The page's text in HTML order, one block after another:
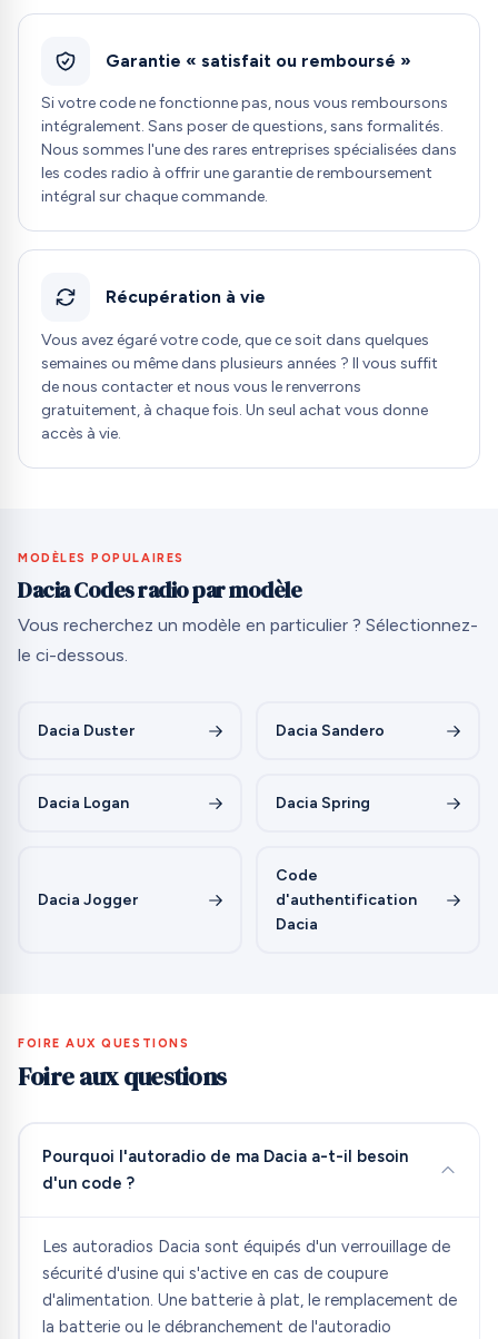
Garantie « satisfait ou remboursé »
Si votre code ne fonctionne pas, nous vous remboursons
intégralement. Sans poser de questions, sans formalités.
Nous sommes l'une des rares entreprises spécialisées dans
les codes radio à offrir une garantie de remboursement
intégral sur chaque commande.
Récupération à vie
Vous avez égaré votre code, que ce soit dans quelques
semaines ou même dans plusieurs années ? Il vous suffit
de nous contacter et nous vous le renverrons
gratuitement, à chaque fois. Un seul achat vous donne
accès à vie.
MODÈLES POPULAIRES
Dacia Codes radio par modèle
Vous recherchez un modèle en particulier ? Sélectionnez-
le ci-dessous.
Dacia Duster Dacia Sandero
Dacia Logan Dacia Spring
Dacia Jogger
Code
d'authentification
Dacia
FOIRE AUX QUESTIONS
Foire aux questions
Pourquoi l'autoradio de ma Dacia a-t-il besoin
d'un code ?
Les autoradios Dacia sont équipés d'un verrouillage de
sécurité d'usine qui s'active en cas de coupure
d'alimentation. Une batterie à plat, le remplacement de
la batterie ou le débranchement de l'autoradio